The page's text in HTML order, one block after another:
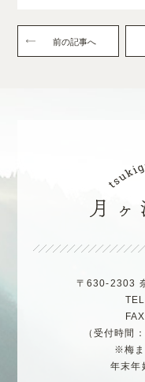
前の記事へ
〒630-2303
（受付時間
※梅
年末年